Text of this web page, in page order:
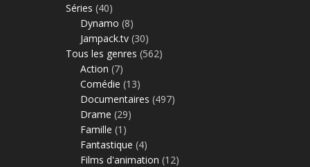
Séries (40)
Dynamo (8)
Jampack.tv (30)
Tous les genres (562)
Action (7)
Comédie (13)
Documentaires (497)
Drame (29)
Famille (1)
Fantastique (4)
Films d'animation (12)